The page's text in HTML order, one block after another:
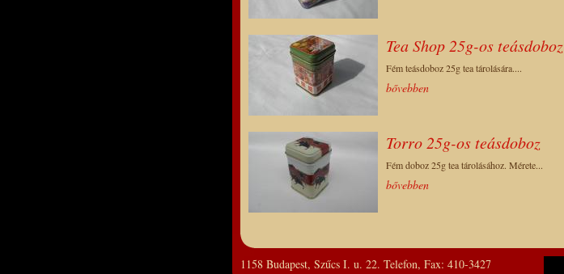
Tea Shop 25g-os teásdoboz
Fém teásdoboz 25g tea tárolására....
bővebben
Torro 25g-os teásdoboz
Fém doboz 25g tea tárolásához. Mérete...
bővebben
1158 Budapest, Szűcs I. u. 22. Telefon, Fax: 410-3427